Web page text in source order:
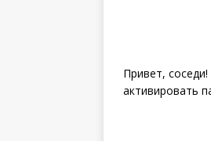
Привет,
активировать